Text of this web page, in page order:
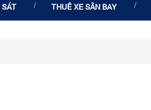
SÁT THUÊ XE SÂN BAY